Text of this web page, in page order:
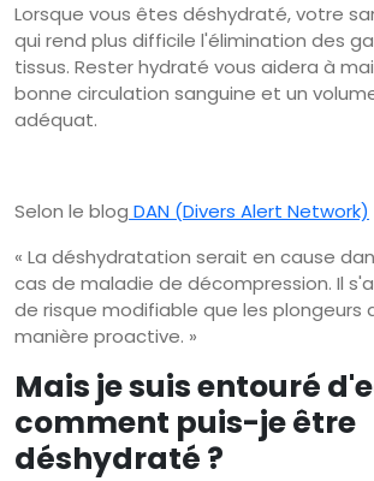
Lorsque vous êtes déshydraté, votre
qui rend plus difficile l'élimination des
tissus. Rester hydraté vous aidera à
bonne circulation sanguine et un
adéquat.
Selon le blog DAN (Divers Alert Network)
« La déshydratation serait en cause
cas de maladie de décompression. Il
de risque modifiable que les plongeurs
manière proactive. »
Mais je suis entouré
comment puis-je être
déshydraté ?